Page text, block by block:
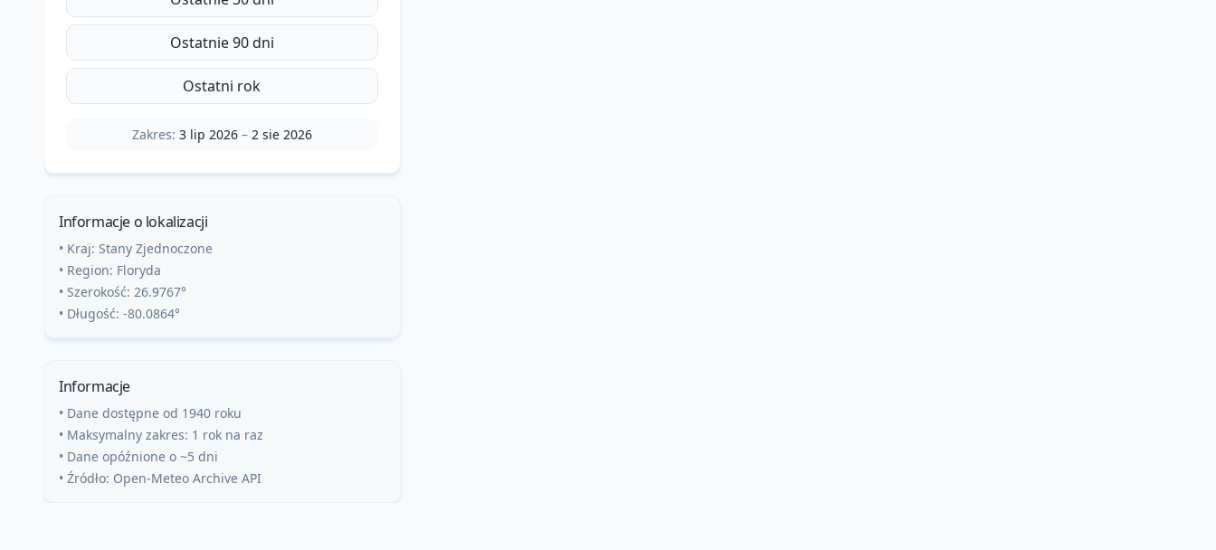
Ostatnie 90 dni
Ostatni rok
Zakres: 3 lip 2026– 2 sie 2026
Informacje o lokalizacji
• Kraj: Stany Zjednoczone
• Region: Floryda
• Szerokość: 26.9767°
• Długość: -80.0864°
Informacje
• Dane dostępne od 1940 roku
• Maksymalny zakres: 1 rok na raz
• Dane opóźnione o ~5 dni
• Źródło: Open-Meteo Archive API